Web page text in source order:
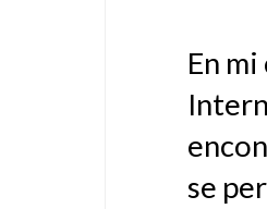
En
se